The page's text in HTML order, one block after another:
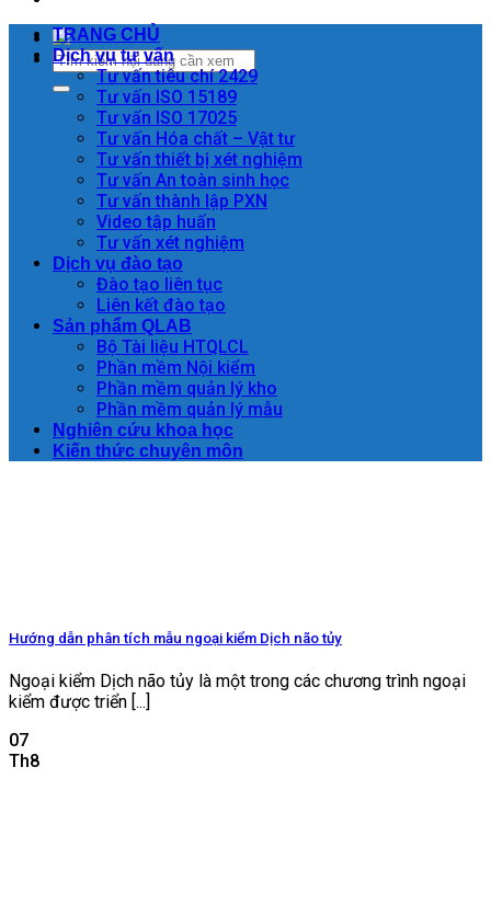
TRANG CHỦ
Dịch vụ tư vấn
Tư vấn tiêu chí 2429
Tư vấn ISO 15189
Tư vấn ISO 17025
Tư vấn Hóa chất – Vật tư
Tư vấn thiết bị xét nghiệm
Tư vấn An toàn sinh học
Tư vấn thành lập PXN
Video tập huấn
Tư vấn xét nghiệm
Dịch vụ đào tạo
Đào tạo liên tục
Liên kết đào tạo
Sản phẩm QLAB
Bộ Tài liệu HTQLCL
Phần mềm Nội kiểm
Phần mềm quản lý kho
Phần mềm quản lý mẫu
Nghiên cứu khoa học
Kiến thức chuyên môn
Hướng dẫn phân tích mẫu ngoại kiểm Dịch não tủy
Ngoại kiểm Dịch não tủy là một trong các chương trình ngoại
kiểm được triển [...]
07
Th8